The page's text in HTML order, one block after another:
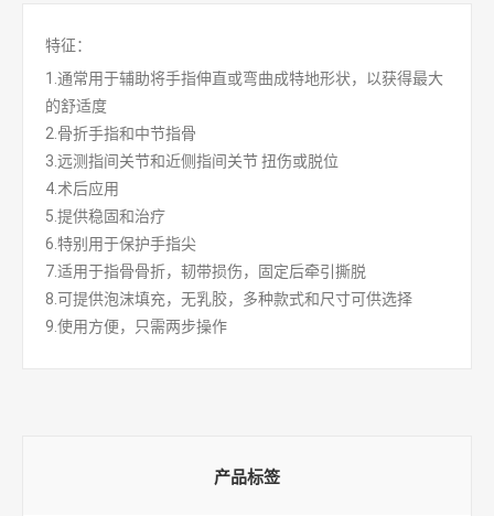
特征：
1.通常用于辅助将手指伸直或弯曲成特地形状，以获得最大
的舒适度
2.骨折手指和中节指骨
3.远测指间关节和近侧指间关节 扭伤或脱位
4.术后应用
5.提供稳固和治疗
6.特别用于保护手指尖
7.适用于指骨骨折，韧带损伤，固定后牵引撕脱
8.可提供泡沫填充，无乳胶，多种款式和尺寸可供选择
9.使用方便，只需两步操作
产品标签